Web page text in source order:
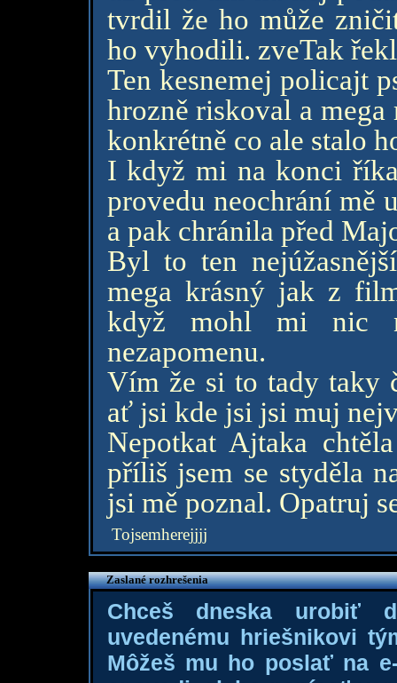
tvrdil že ho může
ho vyhodili. zveTak
Ten kesnemej policajt
hrozně riskoval a
konkrétně co ale stalo
I když mi na konci
provedu neochrání mě
a pak chránila před
Byl to ten
mega krásný jak z
když mohl mi nic
nezapomenu.
Vím že si to tady taky
ať jsi kde jsi jsi muj
Nepotkat Ajtaka
příliš jsem se styděla
jsi mě poznal. Opatruj
Tojsemherejjjj
Zaslané rozhrešenia
Chceš dneska urobiť
uvedenému hriešnikovi
Môžeš mu ho poslať na